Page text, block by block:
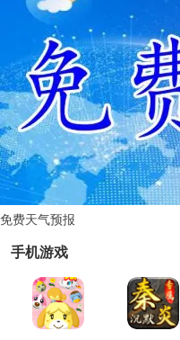
免费天气预报
手机游戏